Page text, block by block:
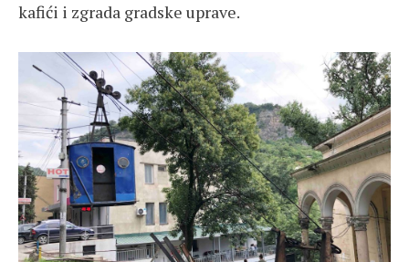
kafići i zgrada gradske uprave.